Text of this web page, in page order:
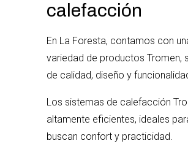
calefacción
En La Foresta, contamos con
variedad de productos Tromen,
de calidad, diseño y
Los sistemas de calefacción
altamente eficientes, ideales
buscan confort y practicidad.